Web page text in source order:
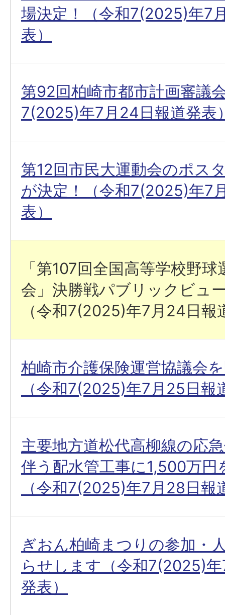
場決定！（令和7(2025)年7
表）
第92回柏崎市都市計画審議
7(2025)年7月24日報道発表
第12回市民大運動会のポス
が決定！（令和7(2025)年7
表）
「第107回全国高等学校野
会」決勝戦パブリックビュ
（令和7(2025)年7月24日報
柏崎市介護保険運営協議会
（令和7(2025)年7月25日報
主要地方道松代高柳線の応
伴う配水管工事に1,500万円
（令和7(2025)年7月28日報
ぎおん柏崎まつりの参加・
らせします（令和7(2025)
発表）